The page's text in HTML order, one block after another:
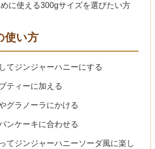
に使える300gサイズを選びたい方
使い方
てジンジャーハニーにする
ティーに加える
グラノーラにかける
ンケーキに合わせる
てジンジャーハニーソーダ風に楽し